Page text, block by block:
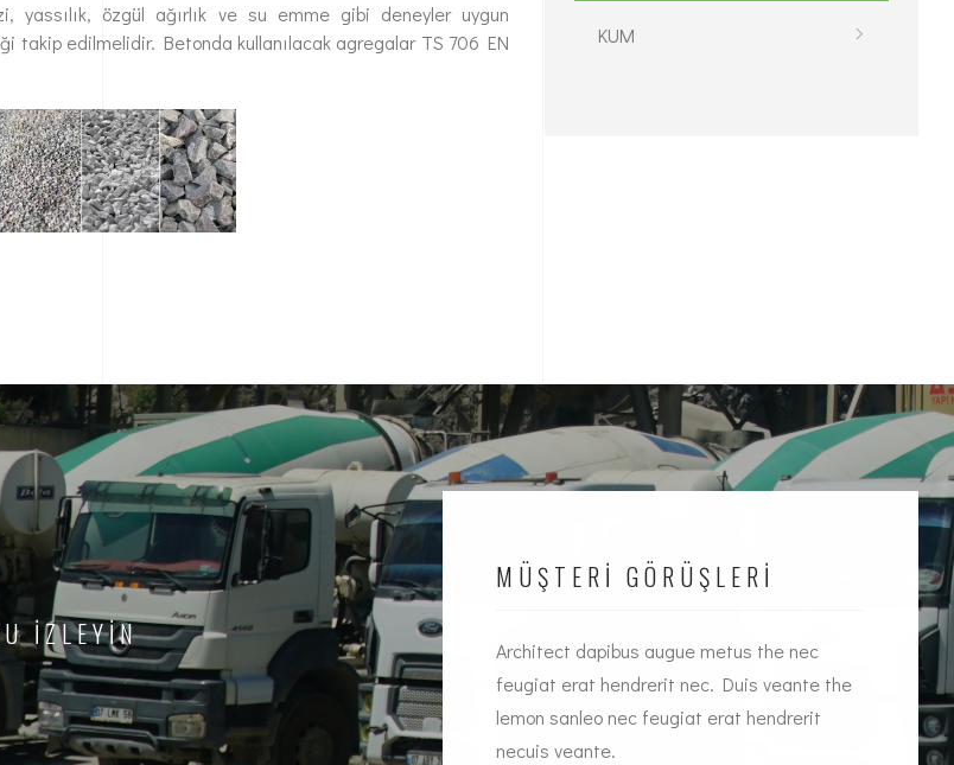
yassılık, özgül ağırlık ve su emme gibi deneyler uygun
takip edilmelidir. Betonda kullanılacak agregalar TS 706 EN
KUM
İZLEYİN
MÜŞTERI GÖRÜŞLERI
the
elit
Design dapibus augue metus the nec
feugiat erat hendrerit nec. Duis veante the
lemon sanleo nec feugiat erat hendrerit
necuis veante. Design inilla duiman at elit
Architect dapibus augue metus the nec
feugiat erat hendrerit nec. Duis veante the
lemon sanleo nec feugiat erat hendrerit
necuis veante.